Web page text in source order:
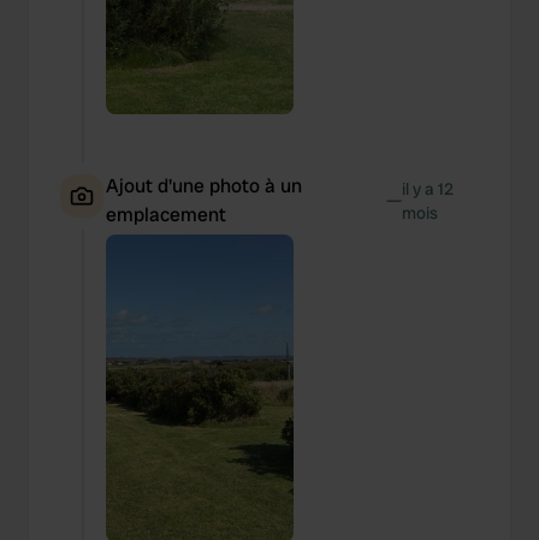
Ajout d'une photo à un
emplacement
—il y a 12
mois